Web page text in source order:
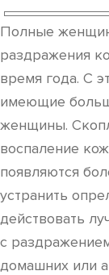
Полные
раздражения
время года. С
имеющие
женщины.
воспаление
появляются
устранить
действовать
с
домашних или